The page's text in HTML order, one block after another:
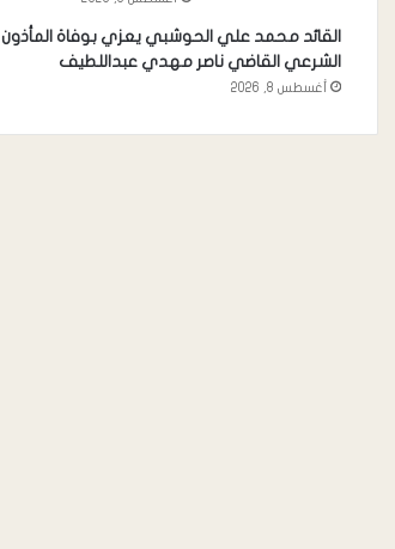
القائد محمد علي الحوشبي يعزي بوفاة المأذون
الشرعي القاضي ناصر مهدي عبداللطيف
أغسطس 8, 2026